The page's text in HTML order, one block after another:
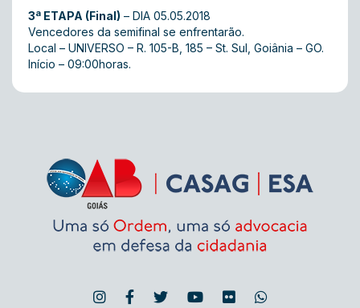
3ª ETAPA (Final) – DIA 05.05.2018
Vencedores da semifinal se enfrentarão.
Local – UNIVERSO – R. 105-B, 185 – St. Sul, Goiânia – GO.
Início – 09:00horas.